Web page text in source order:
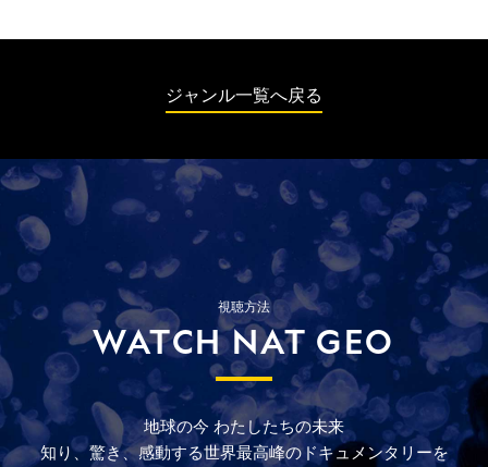
ジャンル一覧へ戻る
視聴方法
WATCH NAT GEO
地球の今 わたしたちの未来
知り、驚き、感動する世界最高峰のドキュメンタリーを